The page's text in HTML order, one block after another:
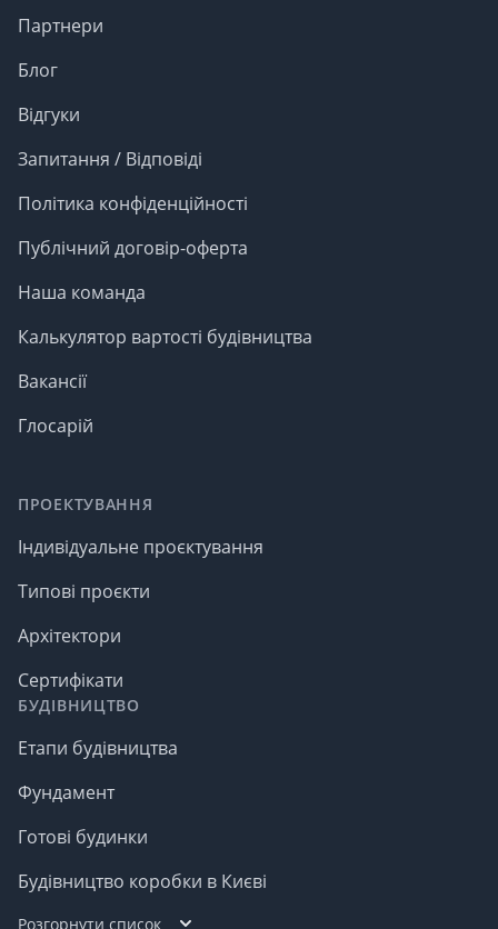
Партнери
Блог
Відгуки
Запитання / Відповіді
Політика конфіденційності
Публічний договір-оферта
Наша команда
Калькулятор вартості будівництва
Вакансії
Глосарій
ПРОЕКТУВАННЯ
Індивідуальне проєктування
Типові проєкти
Архітектори
Сертифікати
БУДІВНИЦТВО
Етапи будівництва
Фундамент
Готові будинки
Будівництво коробки в Києві
Розгорнути список